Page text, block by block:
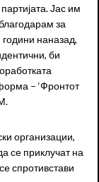
Јас им
за
наназад,
би
– ‘Фронтот
организации,
се приклучат на
спротивстави